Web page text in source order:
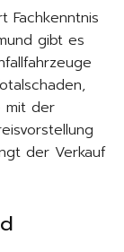
Fachkenntnis
gibt es
mit der
der Verkauf